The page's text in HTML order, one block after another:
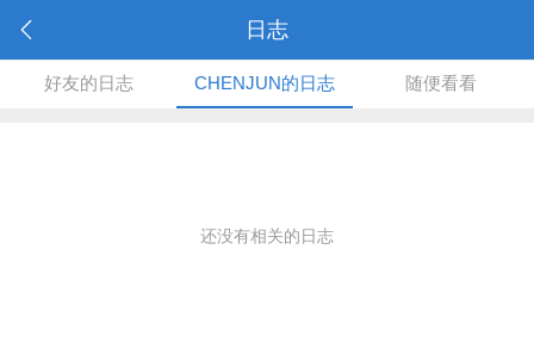
日志
好友的日志 CHENJUN的日志 随便看看
还没有相关的日志